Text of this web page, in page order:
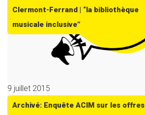
Clermont-Ferrand | “la bibliothèque
musicale inclusive”
9 juillet 2015
Archivé: Enquête ACIM sur les offres